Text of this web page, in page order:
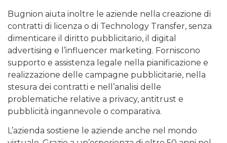
Bugnion aiuta inoltre le aziende nella creazione di
contratti di licenza o di Technology Transfer, senza
dimenticare il diritto pubblicitario, il digital
advertising e l’influencer marketing. Forniscono
supporto e assistenza legale nella pianificazione e
realizzazione delle campagne pubblicitarie, nella
stesura dei contratti e nell’analisi delle
problematiche relative a privacy, antitrust e
pubblicità ingannevole o comparativa.
L’azienda sostiene le aziende anche nel mondo